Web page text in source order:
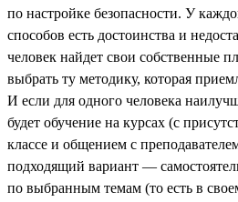
по настройке безопасности. У
способов есть достоинства и
человек найдет свои собственные
выбрать ту методику, которая
И если для одного человека
будет обучение на курсах (с
классе и общением с
подходящий вариант —
по выбранным темам (то есть в